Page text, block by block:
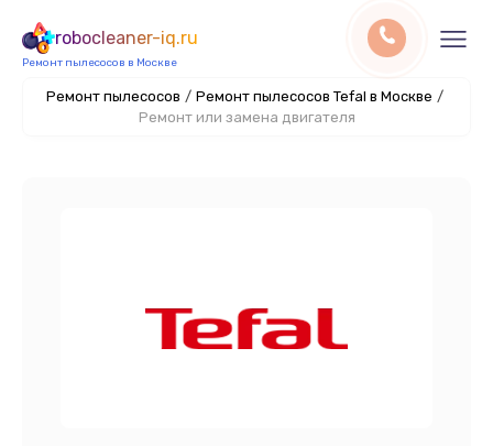
robocleaner-iq.ru
Ремонт пылесосов в Москве
Ремонт пылесосов / Ремонт пылесосов Tefal в Москве /
Ремонт или замена двигателя